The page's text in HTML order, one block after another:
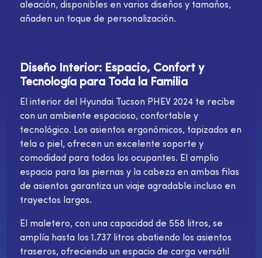
aleación, disponibles en varios diseños y tamaños,
añaden un toque de personalización.
Diseño Interior: Espacio, Confort y
Tecnología para Toda la Familia
El interior del Hyundai Tucson PHEV 2024 te recibe
con un ambiente espacioso, confortable y
tecnológico. Los asientos ergonómicos, tapizados en
tela o piel, ofrecen un excelente soporte y
comodidad para todos los ocupantes. El amplio
espacio para las piernas y la cabeza en ambas filas
de asientos garantiza un viaje agradable incluso en
trayectos largos.
El maletero, con una capacidad de 558 litros, se
amplía hasta los 1.737 litros abatiendo los asientos
traseros, ofreciendo un espacio de carga versátil